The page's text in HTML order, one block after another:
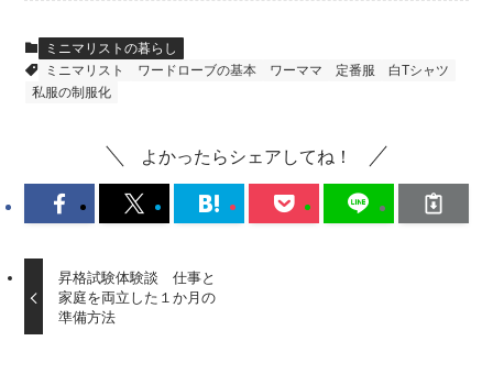
ミニマリストの暮らし
ミニマリスト
ワードローブの基本 ワーママ 定番服
白Tシャツ
私服の制服化
よかったらシェアしてね！
昇格試験体験談 仕事と
家庭を両立した１か月の
準備方法